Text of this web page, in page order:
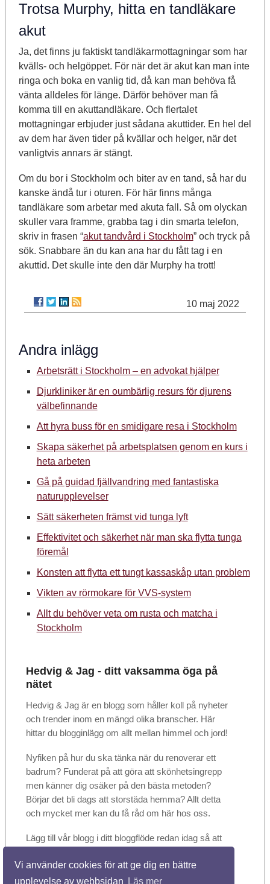
Vi använder cookies för att ge dig en bättre
upplevelse av webbsidan
Läs mer
Trotsa Murphy, hitta en tandläkare
akut
Ja, det finns ju faktiskt tandläkarmottagningar som har
kvälls- och helgöppet. För när det är akut kan man inte
ringa och boka en vanlig tid, då kan man behöva få
vänta alldeles för länge. Därför behöver man få
komma till en akuttandläkare. Och flertalet
mottagningar erbjuder just sådana akuttider. En hel del
av dem har även tider på kvällar och helger, när det
vanligtvis annars är stängt.
Om du bor i Stockholm och biter av en tand, så har du
kanske ändå tur i oturen. För här finns många
tandläkare som arbetar med akuta fall. Så om olyckan
skuller vara framme, grabba tag i din smarta telefon,
skriv in frasen “akut tandvård i Stockholm” och tryck på
sök. Snabbare än du kan ana har du fått tag i en
akuttid. Det skulle inte den där Murphy ha trott!
10 maj 2022
Andra inlägg
Arbetsrätt i Stockholm – en advokat hjälper
Djurkliniker är en oumbärlig resurs för djurens
välbefinnande
Att hyra buss för en smidigare resa i Stockholm
Skapa säkerhet på arbetsplatsen genom en kurs i
heta arbeten
Gå på guidad fjällvandring med fantastiska
naturupplevelser
Sätt säkerheten främst vid tunga lyft
Effektivitet och säkerhet när man ska flytta tunga
föremål
Konsten att flytta ett tungt kassaskåp utan problem
Vikten av rörmokare för VVS-system
Allt du behöver veta om rusta och matcha i
Stockholm
Hedvig & Jag - ditt vaksamma öga på
nätet
Hedvig & Jag är en blogg som håller koll på nyheter
och trender inom en mängd olika branscher. Här
hittar du blogginlägg om allt mellan himmel och jord!
Nyfiken på hur du ska tänka när du renoverar ett
badrum? Funderat på att göra att skönhetsingrepp
men känner dig osäker på den bästa metoden?
Börjar det bli dags att storstäda hemma? Allt detta
och mycket mer kan du få råd om här hos oss.
Lägg till vår blogg i ditt bloggflöde redan idag så att
gärna artiklarna med vänner och bekanta när du
hittar något som du tycker är användbart!